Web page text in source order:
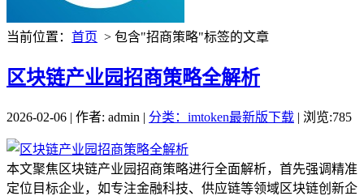
当前位置： 首页 > 包含"招商策略"标签的文章
区块链产业园招商策略全解析
2026-02-06 | 作者: admin | 分类：imtoken最新版下载 | 浏览:785
本文聚焦区块链产业园招商策略进行全面解析，首先强调精准
定位目标企业，如专注金融科技、供应链等领域区块链创新企